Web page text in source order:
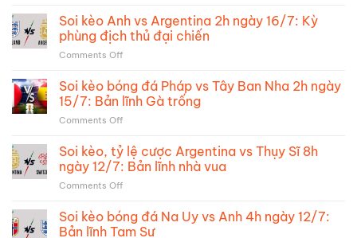
Ban
Nha
kết
trong
kèo
bóng
đá
Pháp
Anh
4h
đấu
vớt
Soi kèo Anh vs Argentina 2h ngày 16/7: Kỳ
phùng địch thủ đại chiến
Comments Offon
kèo
Anh
vs
Argentina
ngày
16/7:
thủ
đại
Soi kèo bóng đá Pháp vs Tây Ban Nha 2h ngày
15/7: Bản lĩnh Gà trống
Comments Offon
kèo
bóng
đá
Pháp
Tây
Ban
Soi kèo, tỷ lệ cược Argentina vs Thụy Sĩ 8h
ngày 12/7: Bản lĩnh nhà vua
Comments Offon
kèo,
Soi kèo bóng đá Na Uy vs Anh 4h ngày 12/7:
Bản lĩnh Tam Sư